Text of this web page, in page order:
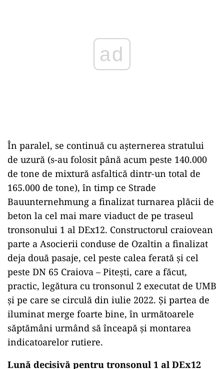
ad
În paralel, se continuă cu așternerea stratului
de uzură (s-au folosit până acum peste 140.000
de tone de mixtură asfaltică dintr-un total de
165.000 de tone), în timp ce Strade
Bauunternehmung a finalizat turnarea plăcii de
beton la cel mai mare viaduct de pe traseul
tronsonului 1 al DEx12. Constructorul craiovean
parte a Asocierii conduse de Ozaltin a finalizat
deja două pasaje, cel peste calea ferată și cel
peste DN 65 Craiova – Pitești, care a făcut,
practic, legătura cu tronsonul 2 executat de UMB
și pe care se circulă din iulie 2022. Și partea de
iluminat merge foarte bine, în următoarele
săptămâni urmând să înceapă și montarea
indicatoarelor rutiere.
Lună decisivă pentru tronsonul 1 al DEx12